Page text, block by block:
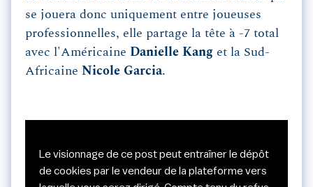
se jouera donc uniquement entre joueuses
professionnelles, elle partage la tête à -7 total
avec l'Américaine Danielle Kang et la Sud-
Africaine Nicole Garcia.
Le visionnage de ce post peut entraîner le dépôt
de cookies par le vendeur de la plateforme vers